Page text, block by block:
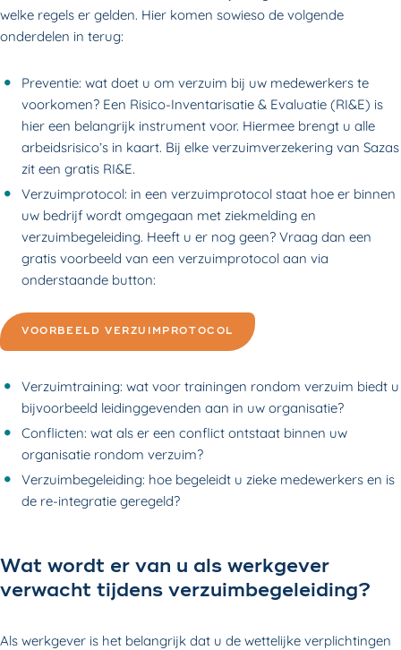
welke regels er gelden. Hier komen sowieso de volgende
onderdelen in terug:
Preventie: wat doet u om verzuim bij uw medewerkers te
voorkomen? Een Risico-Inventarisatie & Evaluatie (RI&E) is
hier een belangrijk instrument voor. Hiermee brengt u alle
arbeidsrisico’s in kaart. Bij elke verzuimverzekering van Sazas
zit een gratis RI&E.
Verzuimprotocol: in een verzuimprotocol staat hoe er binnen
uw bedrijf wordt omgegaan met ziekmelding en
verzuimbegeleiding. Heeft u er nog geen? Vraag dan een
gratis voorbeeld van een verzuimprotocol aan via
onderstaande button:
VOORBEELD VERZUIMPROTOCOL
Verzuimtraining: wat voor trainingen rondom verzuim biedt u
bijvoorbeeld leidinggevenden aan in uw organisatie?
Conflicten: wat als er een conflict ontstaat binnen uw
organisatie rondom verzuim?
Verzuimbegeleiding: hoe begeleidt u zieke medewerkers en is
de re-integratie geregeld?
Wat wordt er van u als werkgever
verwacht tijdens verzuimbegeleiding?
Als werkgever is het belangrijk dat u de wettelijke verplichtingen